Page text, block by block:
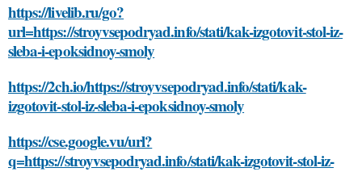
https://livelib.ru/go?
url=https://stroyvsepodryad.info/stati/kak-izgotovit-stol-iz-
sleba-i-epoksidnoy-smoly
https://2ch.io/https://stroyvsepodryad.info/stati/kak-
izgotovit-stol-iz-sleba-i-epoksidnoy-smoly
https://cse.google.vu/url?
q=https://stroyvsepodryad.info/stati/kak-izgotovit-stol-iz-